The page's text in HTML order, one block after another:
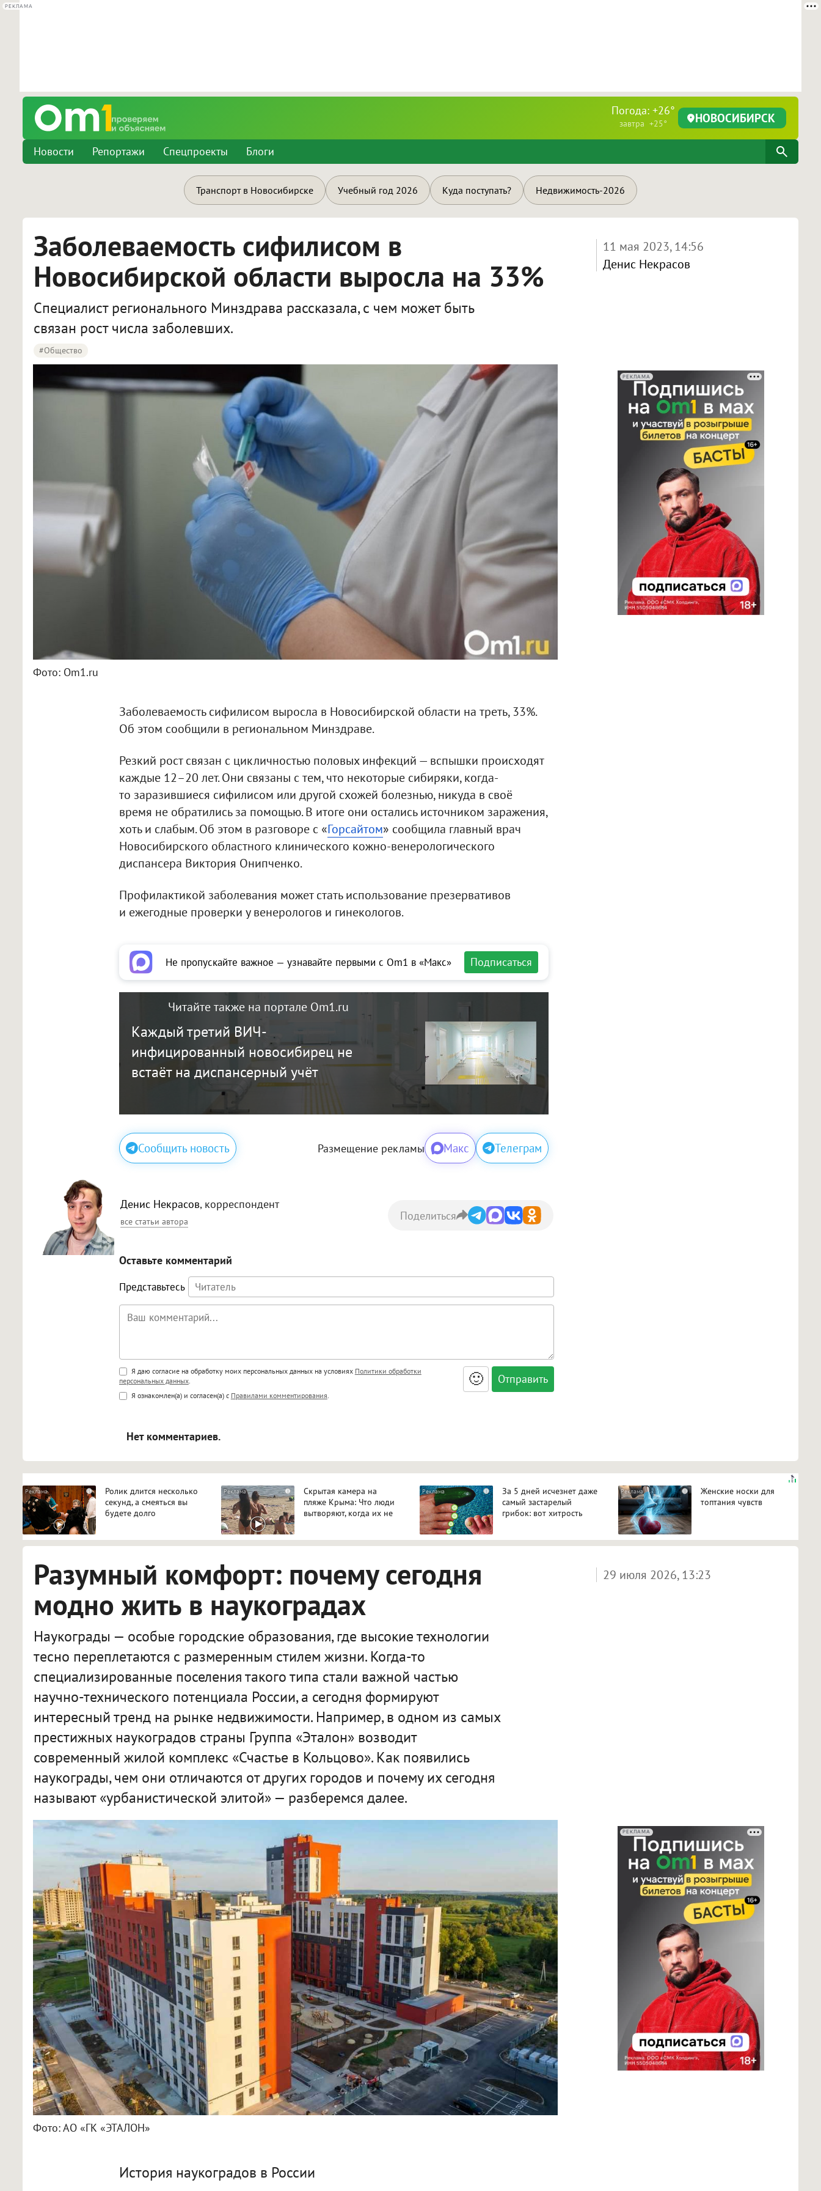
РЕКЛАМА
Погода: +26°
завтра +25° НОВОСИБИРСК
Новости Репортажи Спецпроекты Блоги
Транспорт в Новосибирске Учебный год 2026 Куда поступать? Недвижимость-2026
Заболеваемость сифилисом в
Новосибирской области выросла на 33%
Специалист регионального Минздрава рассказала, с чем может быть
связан рост числа заболевших.
#Общество
11 мая 2023, 14:56
Денис Некрасов
РЕКЛАМА
Фото: Om1.ru
Заболеваемость сифилисом выросла в Новосибирской области на треть, 33%.
Об этом сообщили в региональном Минздраве.
Резкий рост связан с цикличностью половых инфекций — вспышки происходят
каждые 12–20 лет. Они связаны с тем, что некоторые сибиряки, когда-
то заразившиеся сифилисом или другой схожей болезнью, никуда в своё
время не обратились за помощью. В итоге они остались источником заражения,
хоть и слабым. Об этом в разговоре с «Горсайтом» сообщила главный врач
Новосибирского областного клинического кожно-венерологического
диспансера Виктория Онипченко.
Профилактикой заболевания может стать использование презервативов
и ежегодные проверки у венерологов и гинекологов.
Не пропускайте важное — узнавайте первыми с Om1 в «Макс» Подписаться
Читайте также на портале Om1.ru
Каждый третий ВИЧ-
инфицированный новосибирец не
встаёт на диспансерный учёт
Сообщить новость Размещение рекламы Макс Телеграм
Денис Некрасов, корреспондент
все статьи автора Поделиться
Оставьте комментарий
Представьтесь
Поддержка HTML
<b>, <strong>, <u>, <i>, <em>, <s>, <big>, <small>, <sup>, <sub>, <pre>, <ul>, <ol>, <li>,
<blockquote>, <code> экранирует HTML, адреса URL автоматически становятся ссылками, и
Я даю согласие на обработку моих персональных данных на условиях Политики обработки
персональных данных.
Я ознакомлен(а) и согласен(а) с Правилами комментирования.
🙂
Нет комментариев.
i
Ролик длится несколько
секунд, а смеяться вы
будете долго
i
Скрытая камера на
пляже Крыма: Что люди
вытворяют, когда их не
i
За 5 дней исчезнет даже
самый застарелый
грибок: вот хитрость
i
Женские носки для
топтания чувств
Разумный комфорт: почему сегодня
модно жить в наукоградах
Наукограды — особые городские образования, где высокие технологии
тесно переплетаются с размеренным стилем жизни. Когда-то
специализированные поселения такого типа стали важной частью
научно-технического потенциала России, а сегодня формируют
интересный тренд на рынке недвижимости. Например, в одном из самых
престижных наукоградов страны Группа «Эталон» возводит
современный жилой комплекс «Счастье в Кольцово». Как появились
наукограды, чем они отличаются от других городов и почему их сегодня
называют «урбанистической элитой» — разберемся далее.
29 июля 2026, 13:23
РЕКЛАМА
Фото: АО «ГК «ЭТАЛОН»
История наукоградов в России